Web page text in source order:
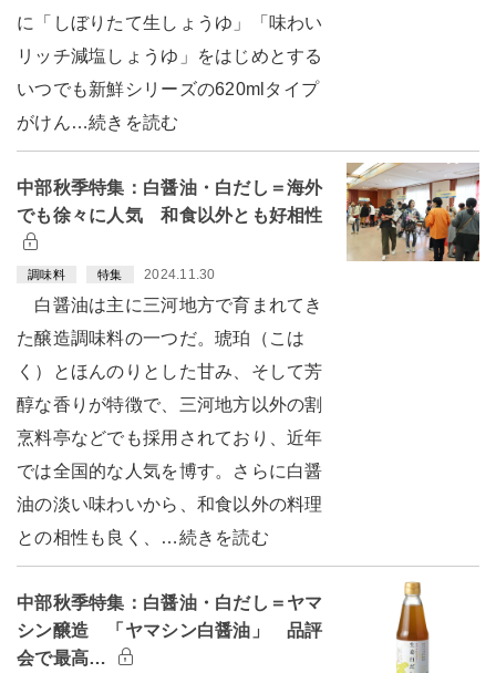
に「しぼりたて生しょうゆ」「味わい
リッチ減塩しょうゆ」をはじめとする
いつでも新鮮シリーズの620mlタイプ
がけん…続きを読む
中部秋季特集：白醤油・白だし＝海外
でも徐々に人気 和食以外とも好相性
調味料 特集 2024.11.30
白醤油は主に三河地方で育まれてき
た醸造調味料の一つだ。琥珀（こは
く）とほんのりとした甘み、そして芳
醇な香りが特徴で、三河地方以外の割
烹料亭などでも採用されており、近年
では全国的な人気を博す。さらに白醤
油の淡い味わいから、和食以外の料理
との相性も良く、…続きを読む
中部秋季特集：白醤油・白だし＝ヤマ
シン醸造 「ヤマシン白醤油」 品評
会で最高…